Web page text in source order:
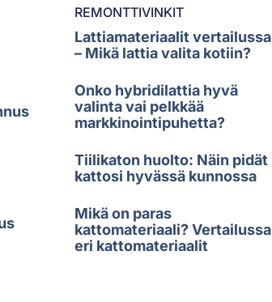
REMONTTIVINKIT
Lattiamateriaalit vertailussa
– Mikä lattia valita kotiin?
Onko hybridilattia hyvä
valinta vai pelkkää
markkinointipuhetta?
Tiilikaton huolto: Näin pidät
kattosi hyvässä kunnossa
Mikä on paras
kattomateriaali? Vertailussa
eri kattomateriaalit